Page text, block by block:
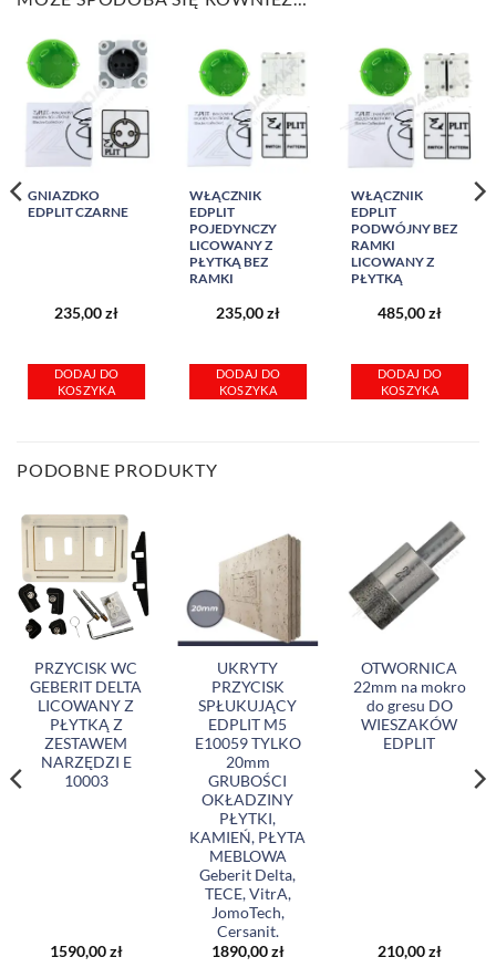
GNIAZDKO
EDPLIT CZARNE
235,00zł
DODAJ DO
KOSZYKA
WŁĄCZNIK
EDPLIT
POJEDYNCZY
LICOWANY Z
PŁYTKĄ BEZ
RAMKI
235,00zł
DODAJ DO
KOSZYKA
WŁĄCZNIK
EDPLIT
PODWÓJNY BEZ
RAMKI
LICOWANY Z
PŁYTKĄ
485,00zł
DODAJ DO
KOSZYKA
PODOBNE PRODUKTY
PRZYCISK WC
GEBERIT DELTA
LICOWANY Z
PŁYTKĄ Z
ZESTAWEM
NARZĘDZI E
10003
1590,00zł
UKRYTY
PRZYCISK
SPŁUKUJĄCY
EDPLIT M5
E10059 TYLKO
20mm
GRUBOŚCI
OKŁADZINY
PŁYTKI,
KAMIEŃ, PŁYTA
MEBLOWA
Geberit Delta,
TECE, VitrA,
JomoTech,
Cersanit.
1890,00zł
OTWORNICA
22mm na mokro
do gresu DO
WIESZAKÓW
EDPLIT
210,00zł